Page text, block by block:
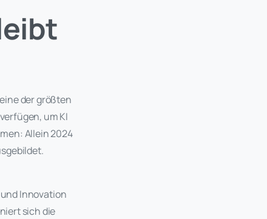
der größten
um KI
Allein 2024
Innovation
sich die